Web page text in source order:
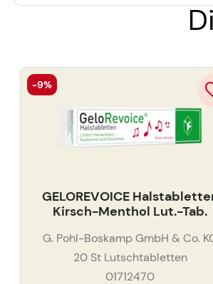
GELOREVOICE
Kirsch-Menthol Lut.-Tab.
G. Pohl-Boskamp GmbH & Co.
20St Lutschtabletten
01712470
-9%